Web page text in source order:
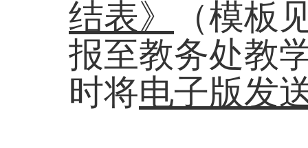
结表》
（模板
报至教务处教
时将电子版发